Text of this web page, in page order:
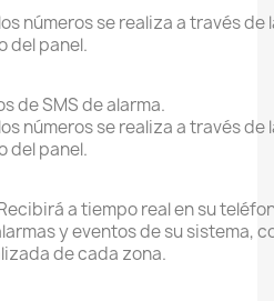
números se realiza a través de
del panel.
de SMS de alarma.
números se realiza a través de
del panel.
a tiempo real en su
y eventos de su sistema,
de cada zona.